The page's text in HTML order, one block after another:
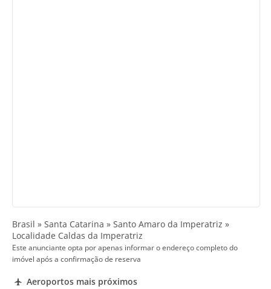
Brasil » Santa Catarina » Santo Amaro da Imperatriz »
Localidade Caldas da Imperatriz
Este anunciante opta por apenas informar o endereço completo do
imóvel após a confirmação de reserva
Aeroportos mais próximos